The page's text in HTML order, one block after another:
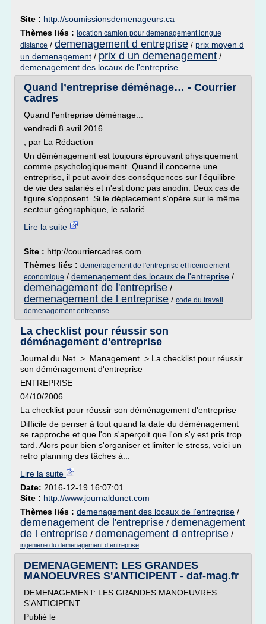
Site : http://soumissionsdemenageurs.ca
Thèmes liés : location camion pour demenagement longue
distance / demenagement d entreprise / prix moyen d
un demenagement / prix d un demenagement /
demenagement des locaux de l'entreprise
Quand l’entreprise déménage… - Courrier
cadres
Quand l'entreprise déménage...
vendredi 8 avril 2016
, par La Rédaction
Un déménagement est toujours éprouvant physiquement
comme psychologiquement. Quand il concerne une
entreprise, il peut avoir des conséquences sur l'équilibre
de vie des salariés et n'est donc pas anodin. Deux cas de
figure s'opposent. Si le déplacement s'opère sur le même
secteur géographique, le salarié...
Lire la suite
Site : http://courriercadres.com
Thèmes liés : demenagement de l'entreprise et licenciement
economique / demenagement des locaux de l'entreprise /
demenagement de l'entreprise /
demenagement de l entreprise / code du travail
demenagement entreprise
La checklist pour réussir son
déménagement d'entreprise
Journal du Net > Management > La checklist pour réussir
son déménagement d'entreprise
ENTREPRISE
04/10/2006
La checklist pour réussir son déménagement d'entreprise
Difficile de penser à tout quand la date du déménagement
se rapproche et que l'on s'aperçoit que l'on s'y est pris trop
tard. Alors pour bien s'organiser et limiter le stress, voici un
retro planning des tâches à...
Lire la suite
Date: 2016-12-19 16:07:01
Site : http://www.journaldunet.com
Thèmes liés : demenagement des locaux de l'entreprise /
demenagement de l'entreprise / demenagement
de l entreprise / demenagement d entreprise /
ingenierie du demenagement d entreprise
DEMENAGEMENT: LES GRANDES
MANOEUVRES S'ANTICIPENT - daf-mag.fr
DEMENAGEMENT: LES GRANDES MANOEUVRES
S'ANTICIPENT
Publié le